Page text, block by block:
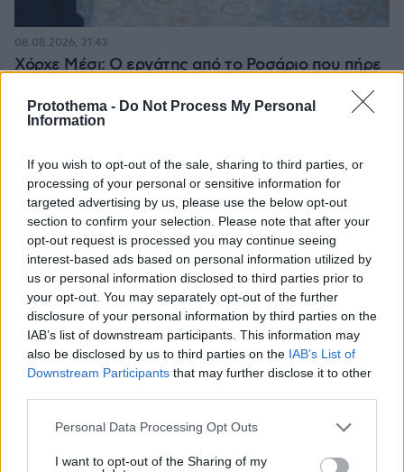
Protothema - Do Not Process My Personal
Information
If you wish to opt-out of the sale, sharing to third parties, or
processing of your personal or sensitive information for
targeted advertising by us, please use the below opt-out
section to confirm your selection. Please note that after your
opt-out request is processed you may continue seeing
interest-based ads based on personal information utilized by
us or personal information disclosed to third parties prior to
your opt-out. You may separately opt-out of the further
disclosure of your personal information by third parties on the
IAB’s list of downstream participants. This information may
also be disclosed by us to third parties on the IAB’s List of
Downstream Participants that may further disclose it to other
Please note that this website/app uses one or more Google
not limited to your visit or usage behaviour. You may click to
Personal Data Processing Opt Outs
I want to opt-out of the Sharing of my
Χόρχε Μέσι: Ο εργάτης από το Ροσάριο που πήρε
ιστορία του ποδοσφαίρου με μια υπογραφή σε...
χαρτοπετσέτα
08.08.2026, 21:43